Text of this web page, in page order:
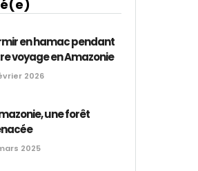
en hamac pendant
voyage en Amazonie
2026
une forêt
2025